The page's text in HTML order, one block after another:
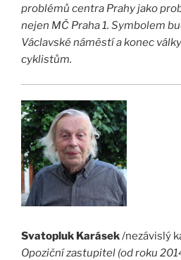
problémů centra Prahy jako
nejen MČ Praha 1. Symbolem
Václavské náměstí a konec
cyklistům.
Svatopluk Karásek/nezávislý
Opoziční zastupitel (od roku